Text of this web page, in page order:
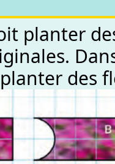
planter
des